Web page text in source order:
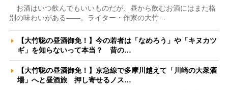
お酒はいつ飲んでもいいものだが、昼から飲むお酒にはまた格
別の味わいがある――。ライター・作家の大竹…
【大竹聡の昼酒御免！】今の若者は「なめろう」や「キヌカツ
ギ」を知らないって本当？ 昔の…
【大竹聡の昼酒御免！】京急線で多摩川越えて「川崎の大衆酒
場」へと昼酒旅 押し寄せるノス…